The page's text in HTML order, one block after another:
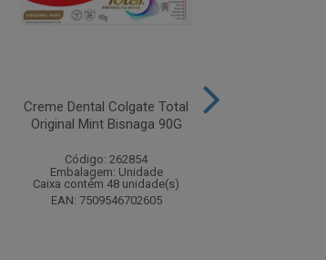
Creme Dental Colgate Total
Original Mint Bisnaga 90G
Código: 262854
Embalagem: Unidade
Caixa contém 48 unidade(s)
EAN: 7509546702605